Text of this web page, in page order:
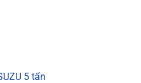
5 tấn